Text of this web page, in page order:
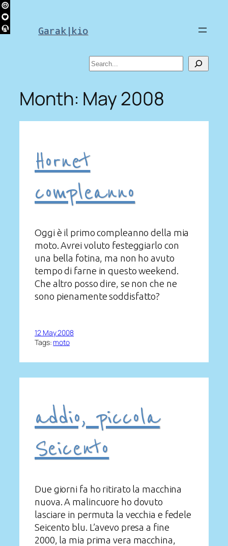
Skip
to
content Garak|kio
Search
Month: May 2008
Hornet
compleanno
Oggi è il primo compleanno della mia
moto. Avrei voluto festeggiarlo con
una bella fotina, ma non ho avuto
tempo di farne in questo weekend.
Che altro posso dire, se non che ne
sono pienamente soddisfatto?
12 May 2008
Tags: moto
addio, piccola
Seicento
Due giorni fa ho ritirato la macchina
nuova. A malincuore ho dovuto
lasciare in permuta la vecchia e fedele
Seicento blu. L’avevo presa a fine
2000, la mia prima vera macchina,